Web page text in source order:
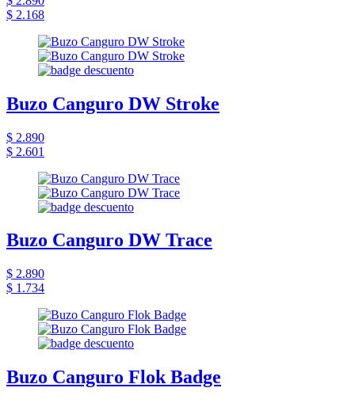
$ 2.168
Buzo Canguro DW Stroke
$ 2.890
$ 2.601
Buzo Canguro DW Trace
$ 2.890
$ 1.734
Buzo Canguro Flok Badge